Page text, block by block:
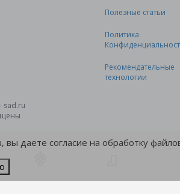
Полезные статьи
Политика
Рекомендательные
технологии
sad.ru
даете согласие на обработку